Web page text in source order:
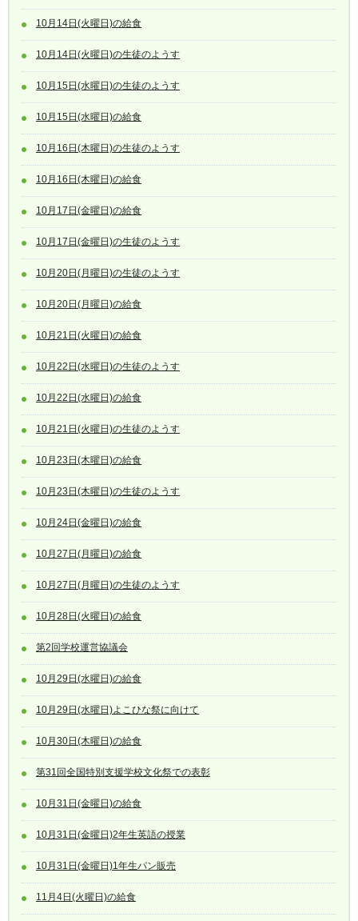
10月14日(火曜日)の給食
10月14日(火曜日)の生徒のようす
10月15日(水曜日)の生徒のようす
10月15日(水曜日)の給食
10月16日(木曜日)の生徒のようす
10月16日(木曜日)の給食
10月17日(金曜日)の給食
10月17日(金曜日)の生徒のようす
10月20日(月曜日)の生徒のようす
10月20日(月曜日)の給食
10月21日(火曜日)の給食
10月22日(水曜日)の生徒のようす
10月22日(水曜日)の給食
10月21日(火曜日)の生徒のようす
10月23日(木曜日)の給食
10月23日(木曜日)の生徒のようす
10月24日(金曜日)の給食
10月27日(月曜日)の給食
10月27日(月曜日)の生徒のようす
10月28日(火曜日)の給食
第2回学校運営協議会
10月29日(水曜日)の給食
10月29日(水曜日)よこひな祭に向けて
10月30日(木曜日)の給食
第31回全国特別支援学校文化祭での表彰
10月31日(金曜日)の給食
10月31日(金曜日)2年生英語の授業
10月31日(金曜日)1年生パン販売
11月4日(火曜日)の給食